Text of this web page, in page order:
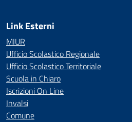
Link Esterni
MIUR
Ufficio Scolastico Regionale
Ufficio Scolastico Territoriale
Scuola in Chiaro
Iscrizioni On Line
Invalsi
Comune